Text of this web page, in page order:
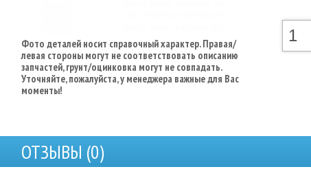
Фото деталей носит справочный характер. Правая/
левая стороны могут не соответствовать описанию
запчастей, грунт/оцинковка могут не совпадать.
Уточняйте, пожалуйста, у менеджера важные для Вас
моменты!
ОТЗЫВЫ (0)